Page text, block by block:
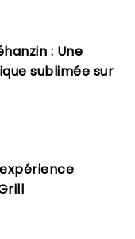
: Une
sublimée sur